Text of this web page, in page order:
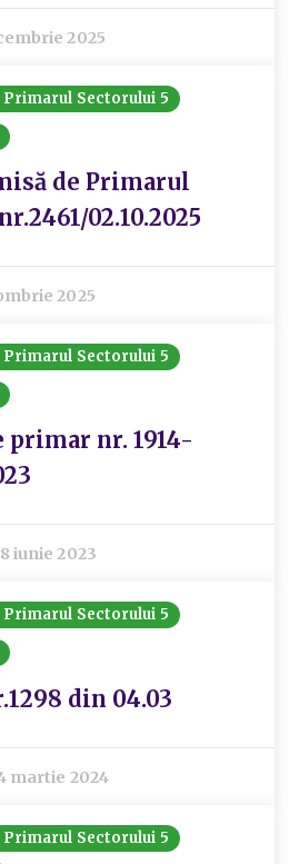
2025
Sectorului 5
de Primarul
02.10.2025
2025
Sectorului 5
nr. 1914-
8 iunie 2023
Sectorului 5
din 04.03
martie 2024
Sectorului 5